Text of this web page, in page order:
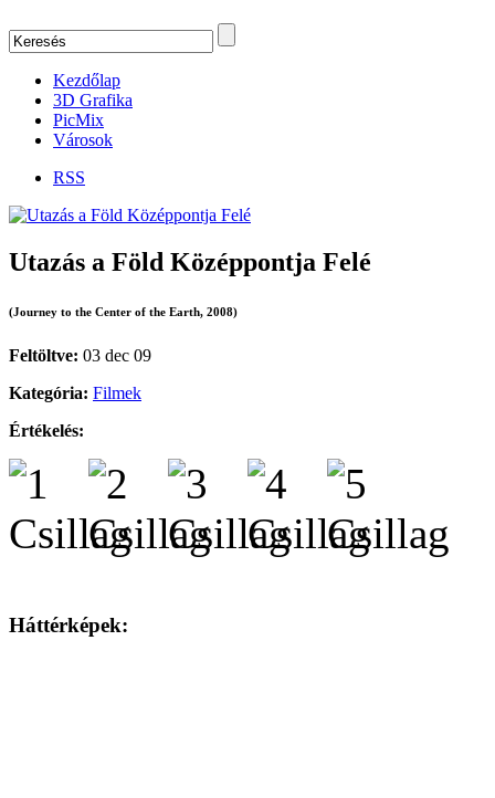
Kezdőlap
3D Grafika
PicMix
Városok
RSS
Utazás a Föld Középpontja Felé
(Journey to the Center of the Earth, 2008)
Feltöltve: 03 dec 09
Kategória: Filmek
Értékelés:
Háttérképek: